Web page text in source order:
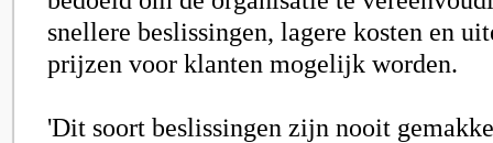
snellere beslissingen, lagere kosten en
prijzen voor klanten mogelijk worden.
'Dit soort beslissingen zijn nooit